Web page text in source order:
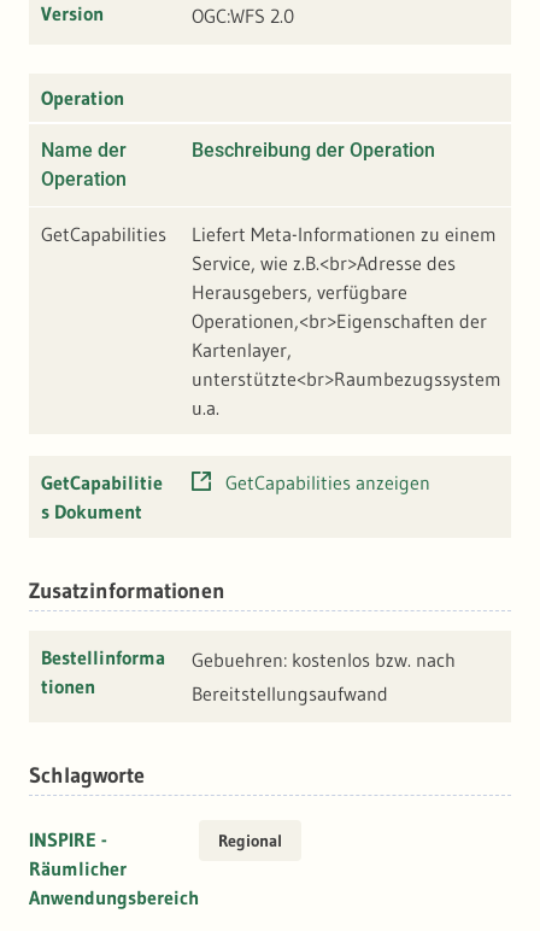
Version OGC:WFS 2.0
Operation
Name der
Operation
Beschreibung der Operation
GetCapabilities
Liefert Meta-Informationen zu einem
Service, wie z.B.<br>Adresse des
Herausgebers, verfügbare
Operationen,<br>Eigenschaften der
Kartenlayer,
unterstützte<br>Raumbezugssystem
u.a.
GetCapabilitie
s Dokument
GetCapabilities anzeigen
Zusatzinformationen
Bestellinforma
tionen
Gebuehren: kostenlos bzw. nach
Bereitstellungsaufwand
Schlagworte
INSPIRE -
Räumlicher
Anwendungsbereich
Regional